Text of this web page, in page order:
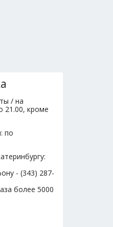
/ на
21.00, кроме
по
- (343) 287-
более 5000